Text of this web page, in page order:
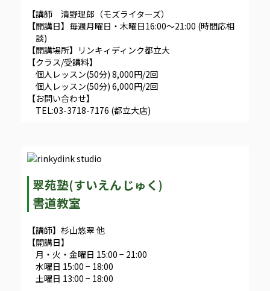
【講師 清野理郎（モズライターズ）
【開講日】毎週月曜日・木曜日16:00～21:00 (時間応相
談)
【開講場所】リンキィディンク都立大
【クラス/受講料】
個人レッスン(50分) 8,000円/2回
個人レッスン(50分) 6,000円/2回
【お問い合わせ】
TEL:03-3718-7176 (都立大店)
翠苑塾(すいえんじゅく)
書道教室
【講師】杉山悠翠 他
【開講日】
月・火・金曜日 15:00 − 21:00
水曜日 15:00 − 18:00
土曜日 13:00 − 18:00